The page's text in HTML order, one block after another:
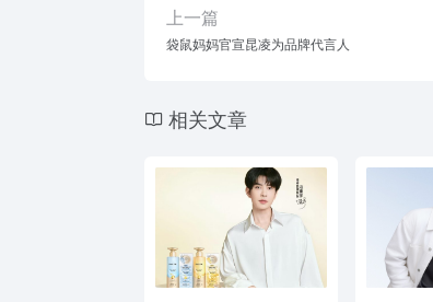
上一篇
袋鼠妈妈官宣昆凌为品牌代言人
相关文章